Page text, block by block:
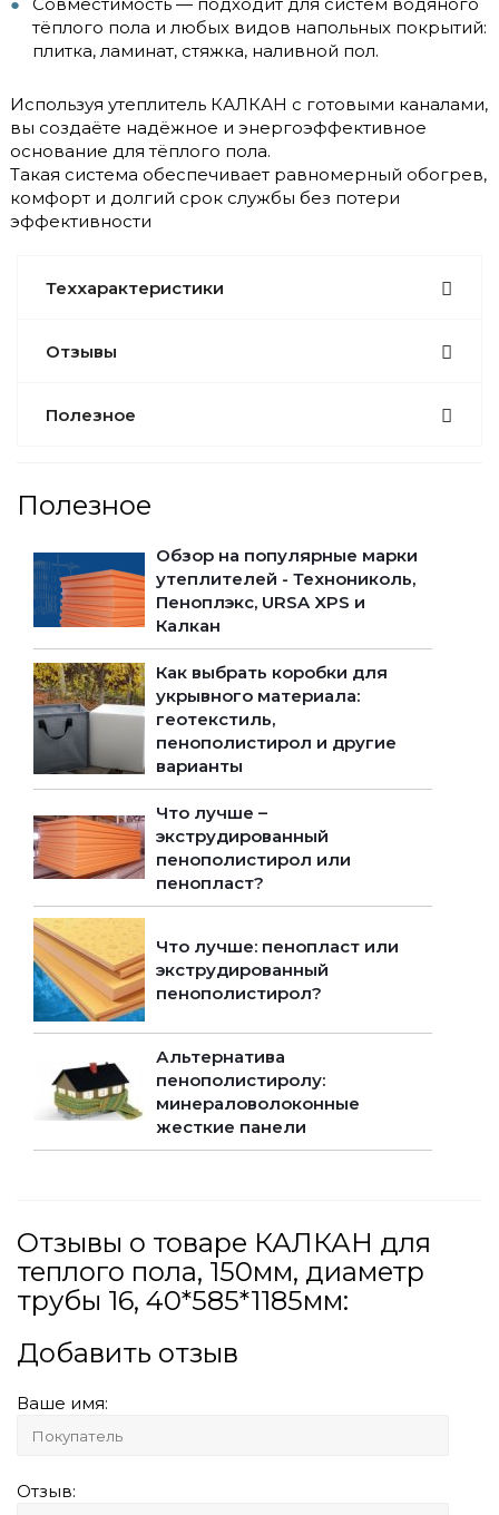
тёплого пола и любых видов напольных покрытий:
плитка, ламинат, стяжка, наливной пол.
Используя утеплитель КАЛКАН с готовыми каналами,
вы создаёте надёжное и энергоэффективное
основание для тёплого пола.
Такая система обеспечивает равномерный обогрев,
комфорт и долгий срок службы без потери
эффективности
Теххарактеристики
Отзывы
Полезное
Полезное
Обзор на популярные марки
утеплителей - Технониколь,
Пеноплэкс, URSA XPS и
Калкан
Как выбрать коробки для
укрывного материала:
геотекстиль,
пенополистирол и другие
варианты
Что лучше –
экструдированный
пенополистирол или
пенопласт?
Что лучше: пенопласт или
экструдированный
пенополистирол?
Альтернатива
пенополистиролу:
минераловолоконные
жесткие панели
Отзывы о товаре КАЛКАН для
теплого пола, 150мм, диаметр
трубы 16, 40*585*1185мм:
Добавить отзыв
Ваше имя:
Отзыв: